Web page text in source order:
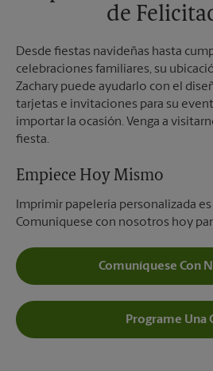
de
Desde fiestas navideñas hasta
celebraciones familiares, su
Zachary puede ayudarlo con el
tarjetas e invitaciones para su
importar la ocasión. Venga a
fiesta.
Empiece Hoy Mismo
Imprimir papelería personalizada es
Comuníquese con nosotros hoy
Comuníquese Con
Programe Una